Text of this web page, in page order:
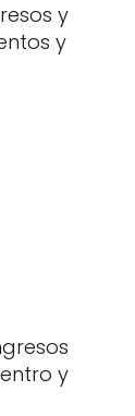
y
y
y